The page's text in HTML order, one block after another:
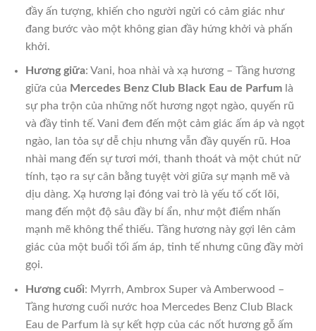
đầy ấn tượng, khiến cho người ngửi có cảm giác như
đang bước vào một không gian đầy hứng khởi và phấn
khởi.
Hương giữa: Vani, hoa nhài và xạ hương – Tầng hương
giữa của Mercedes Benz Club Black Eau de Parfumlà
sự pha trộn của những nốt hương ngọt ngào, quyến rũ
và đầy tinh tế. Vani đem đến một cảm giác ấm áp và ngọt
ngào, lan tỏa sự dễ chịu nhưng vẫn đầy quyến rũ. Hoa
nhài mang đến sự tươi mới, thanh thoát và một chút nữ
tính, tạo ra sự cân bằng tuyệt vời giữa sự mạnh mẽ và
dịu dàng. Xạ hương lại đóng vai trò là yếu tố cốt lõi,
mang đến một độ sâu đầy bí ẩn, như một điểm nhấn
mạnh mẽ không thể thiếu. Tầng hương này gợi lên cảm
giác của một buổi tối ấm áp, tinh tế nhưng cũng đầy mời
gọi.
Hương cuối: Myrrh, Ambrox Super và Amberwood –
Tầng hương cuối nước hoa Mercedes Benz Club Black
Eau de Parfum là sự kết hợp của các nốt hương gỗ ấm